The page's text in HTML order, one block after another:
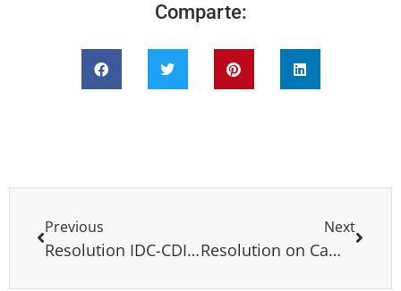
Comparte:
Previous
Resolution IDC-CDI Venezuela Nicaragua
Next
Resolution on Cambodia